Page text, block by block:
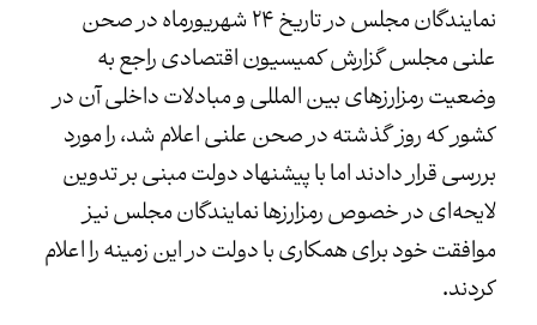
نمایندگان مجلس در تاریخ ۲۴ شهریورماه در صحن
علنی مجلس گزارش کمیسیون اقتصادی راجع به
وضعیت رمزارزهای بین المللی و مبادلات داخلی آن در
کشور که روز گذشته در صحن علنی اعلام شد، را مورد
بررسی قرار دادند اما با پیشنهاد دولت مبنی بر تدوین
لایحه‌ای در خصوص رمزارزها نمایندگان مجلس نیز
موافقت خود برای همکاری با دولت در این زمینه را اعلام
کردند.